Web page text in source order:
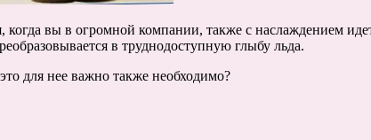
когда вы в огромной компании, также с наслаждением
в труднодоступную глыбу льда.
для нее важно также необходимо?